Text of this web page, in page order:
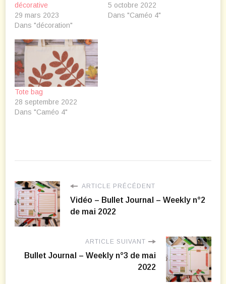
décorative
29 mars 2023
Dans "décoration"
5 octobre 2022
Dans "Caméo 4"
Tote bag
28 septembre 2022
Dans "Caméo 4"
ARTICLE PRÉCÉDENT
Vidéo – Bullet Journal – Weekly n°2
de mai 2022
ARTICLE SUIVANT
Bullet Journal – Weekly n°3 de mai
2022